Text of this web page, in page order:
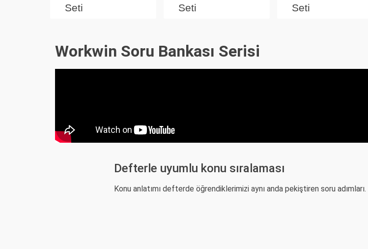
Seti
Seti
Seti
Workwin Soru Bankası Serisi
Defterle uyumlu konu sıralaması
Konu anlatımı defterde öğrendiklerimizi aynı anda pekiştiren soru adımları.